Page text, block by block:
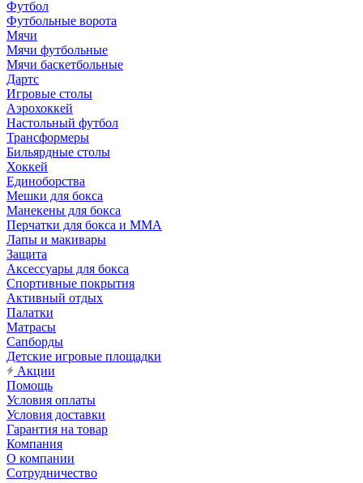
Футбол
Футбольные ворота
Мячи
Мячи футбольные
Мячи баскетбольные
Дартс
Игровые столы
Аэрохоккей
Настольный футбол
Трансформеры
Бильярдные столы
Хоккей
Единоборства
Мешки для бокса
Манекены для бокса
Перчатки для бокса и MMA
Лапы и макивары
Защита
Аксессуары для бокса
Спортивные покрытия
Активный отдых
Палатки
Матрасы
Сапборды
Детские игровые площадки
Акции
Помощь
Условия оплаты
Условия доставки
Гарантия на товар
Компания
О компании
Сотрудничество